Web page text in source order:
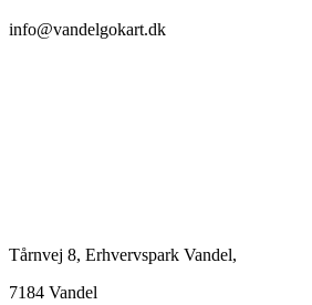
info@vandelgokart.dk
Tårnvej 8, Erhvervspark Vandel,
7184 Vandel